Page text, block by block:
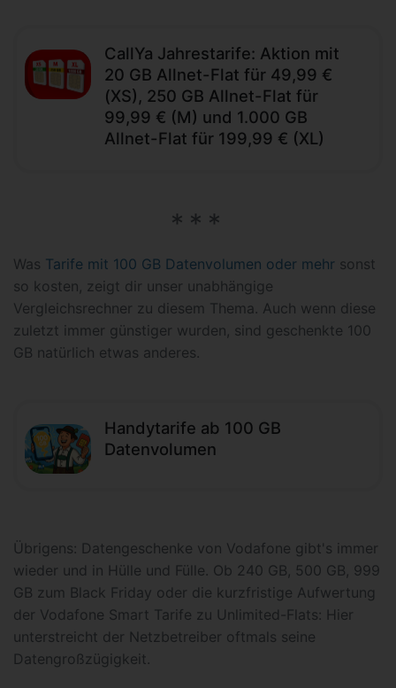
CallYa Jahrestarife: Aktion mit
20 GB Allnet-Flat für 49,99 €
(XS), 250 GB Allnet-Flat für
99,99 € (M) und 1.000 GB
Allnet-Flat für 199,99 € (XL)
Was Tarife mit 100 GB Datenvolumen oder mehr sonst
so kosten, zeigt dir unser unabhängige
Vergleichsrechner zu diesem Thema. Auch wenn diese
zuletzt immer günstiger wurden, sind geschenkte 100
GB natürlich etwas anderes.
Handytarife ab 100 GB
Datenvolumen
Übrigens: Datengeschenke von Vodafone gibt's immer
wieder und in Hülle und Fülle. Ob 240 GB, 500 GB, 999
GB zum Black Friday oder die kurzfristige Aufwertung
der Vodafone Smart Tarife zu Unlimited-Flats: Hier
unterstreicht der Netzbetreiber oftmals seine
Datengroßzügigkeit.